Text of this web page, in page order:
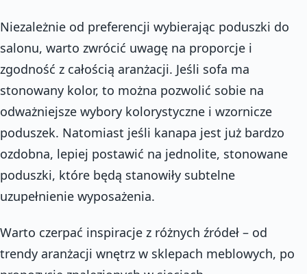
Niezależnie od preferencji wybierając poduszki do
salonu, warto zwrócić uwagę na proporcje i
zgodność z całością aranżacji. Jeśli sofa ma
stonowany kolor, to można pozwolić sobie na
odważniejsze wybory kolorystyczne i wzornicze
poduszek. Natomiast jeśli kanapa jest już bardzo
ozdobna, lepiej postawić na jednolite, stonowane
poduszki, które będą stanowiły subtelne
uzupełnienie wyposażenia.
Warto czerpać inspiracje z różnych źródeł – od
trendy aranżacji wnętrz w sklepach meblowych, po